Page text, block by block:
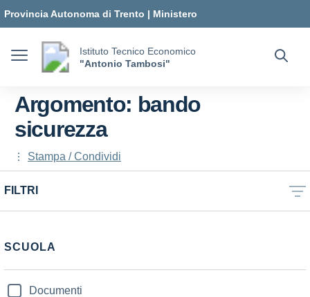
Provincia Autonoma di Trento | Ministero
dell'Istruzione e del Merito
Istituto Tecnico Economico
"Antonio Tambosi"
Argomento: bando
sicurezza
Stampa / Condividi
FILTRI
SCUOLA
Documenti